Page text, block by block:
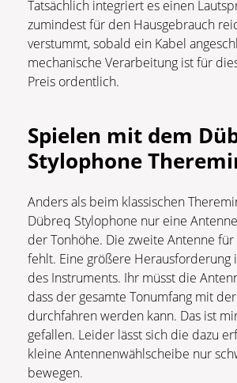
Tatsächlich integriert es einen
zumindest für den Hausgebrauch
verstummt, sobald ein Kabel
mechanische Verarbeitung ist für
Preis ordentlich.
Spielen mit dem
Stylophone
Anders als beim klassischen
Dübreq Stylophone nur eine
der Tonhöhe. Die zweite Antenne
fehlt. Eine größere Herausforderung
des Instruments. Ihr müsst die
dass der gesamte Tonumfang mit
durchfahren werden kann. Das ist
gefallen. Leider lässt sich die dazu
kleine Antennenwählscheibe nur
bewegen.